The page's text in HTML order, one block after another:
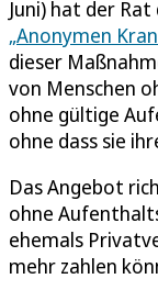
Juni) hat der
„Anonymen
dieser
von Menschen
ohne gültige
ohne dass sie
Das Angebot
ohne
ehemals
mehr zahlen